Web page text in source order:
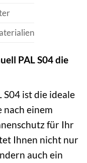
PAL S04 die
S04 ist die ideale
nach einem
für Ihr
Ihnen nicht nur
auch ein